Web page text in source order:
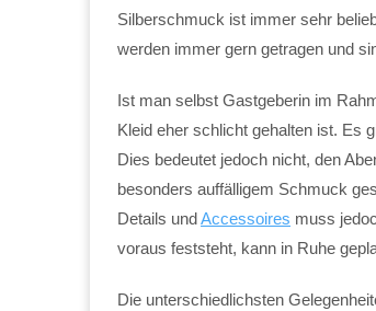
Silberschmuck ist immer sehr
werden immer gern getragen und
Ist man selbst Gastgeberin im
Kleid eher schlicht gehalten ist. Es
Dies bedeutet jedoch nicht, den
besonders auffälligem Schmuck
Details undAccessoires muss
voraus feststeht, kann in Ruhe
Die unterschiedlichsten